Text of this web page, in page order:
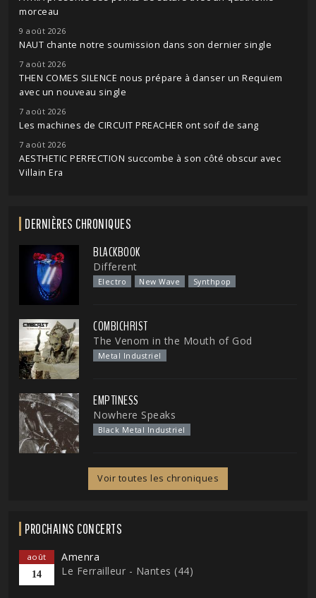
morceau
9 août 2026
NAUT chante notre soumission dans son dernier single
7 août 2026
THEN COMES SILENCE nous prépare à danser un Requiem
avec un nouveau single
7 août 2026
Les machines de CIRCUIT PREACHER ont soif de sang
7 août 2026
AESTHETIC PERFECTION succombe à son côté obscur avec
Villain Era
DERNIÈRES CHRONIQUES
BLACKBOOK
Different
Electro New Wave Synthpop
COMBICHRIST
The Venom in the Mouth of God
Metal Industriel
EMPTINESS
Nowhere Speaks
Black Metal Industriel
Voir toutes les chroniques
PROCHAINS CONCERTS
août
14
Amenra
Le Ferrailleur - Nantes (44)